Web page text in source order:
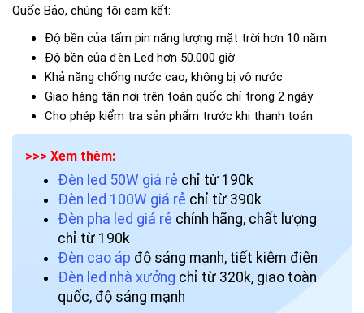
Quốc Bảo, chúng tôi cam kết:
Độ bền của tấm pin năng lượng mặt trời hơn 10 năm
Độ bền của đèn Led hơn 50.000 giờ
Khả năng chống nước cao, không bị vô nước
Giao hàng tận nơi trên toàn quốc chỉ trong 2 ngày
Cho phép kiểm tra sản phẩm trước khi thanh toán
>>> Xem thêm:
Đèn led 50W giá rẻ chỉ từ 190k
Đèn led 100W giá rẻ chỉ từ 390k
Đèn pha led giá rẻ chính hãng, chất lượng
chỉ từ 190k
Đèn cao áp độ sáng mạnh, tiết kiệm điện
Đèn led nhà xưởng chỉ từ 320k, giao toàn
quốc, độ sáng mạnh